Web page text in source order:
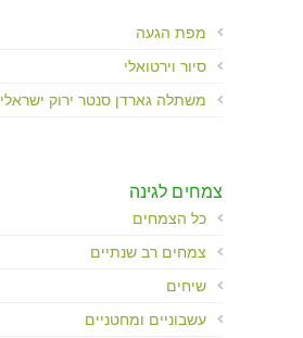
מפת הגעה
סיור וירטואלי
משתלה גארדן סנטר ירוק ישראלי
צמחים לגינה
כל הצמחים
צמחים רב שנתיים
שיחים
עשבוניים ומחטניים